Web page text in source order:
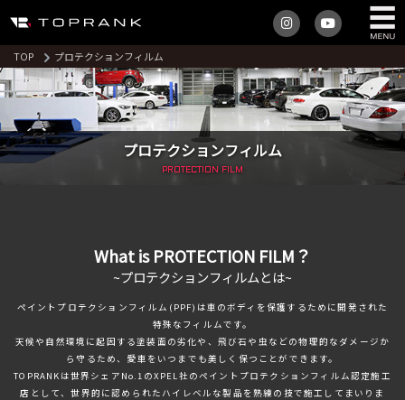
TOP プロテクションフィルム
プロテクションフィルム
PROTECTION FILM
What is PROTECTION FILM？
~プロテクションフィルムとは~
ペイントプロテクションフィルム(PPF)は車のボディを保護するために開発された
特殊なフィルムです。
天候や自然環境に起因する塗装面の劣化や、飛び石や虫などの物理的なダメージか
ら守るため、愛車をいつまでも美しく保つことができます。
TOPRANKは世界シェアNo.1のXPEL社のペイントプロテクションフィルム認定施工
店として、世界的に認められたハイレベルな製品を熟練の技で施工してまいりま